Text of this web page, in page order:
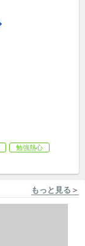
勉強熱心
もっと見る＞